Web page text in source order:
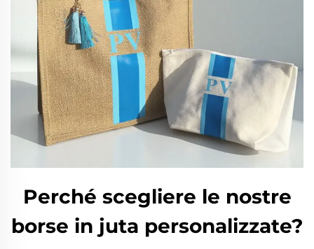
Perché scegliere le nostre
borse in juta personalizzate?